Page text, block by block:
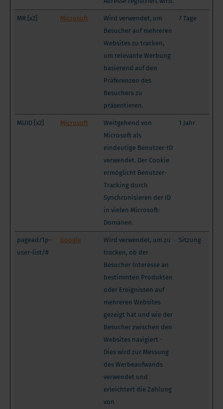
MR [x2] Microsoft
Wird verwendet, um
Besucher auf mehreren
Websites zu tracken,
um relevante Werbung
basierend auf den
Präferenzen des
Besuchers zu
präsentieren.
7 Tage
MUID [x2] Microsoft
Weitgehend von
Microsoft als
eindeutige Benutzer-ID
verwendet. Der Cookie
ermöglicht Benutzer-
Tracking durch
Synchronisieren der ID
in vielen Microsoft-
Domänen.
1 Jahr
pagead/1p-
user-list/#
Google
Wird verwendet, um zu
tracken, ob der
Besucher Interesse an
bestimmten Produkten
oder Ereignissen auf
mehreren Websites
gezeigt hat und wie der
Besucher zwischen den
Websites navigiert -
Dies wird zur Messung
des Werbeaufwands
verwendet und
erleichtert die Zahlung
von
Sitzung